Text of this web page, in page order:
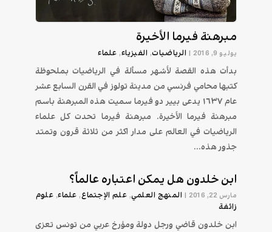
مبرهنة فيرما الأخيرة
يوليو 9, 2016 | الرياضيات, الفيزياء, علماء
بدأت هذه القصة لأشهر مسألة في الرياضيات بملحوظة
كتبها محامي فرنسي من مدينة تولوز في القرن السابع عشر
عام ١٦٣٧ يدعى بيير دو فيرما سميت هذه المبرهنة باسم
مبرهنة فيرما الأخيرة. مبرهنة فيرما تحدت كل علماء
الرياضيات في العالم على مدار اكثر من ثلاثة قرون وتمتد
جذور هذه...
ابن خلدون هل يمكن اعتباره عالماً؟
مارس 22, 2016 | المنهج العلمي, علم الإجتماع, علماء, علوم
زائفة
ابن خلدون قاضي ورجل دولة ومؤرخ عربي من تونس تعزى